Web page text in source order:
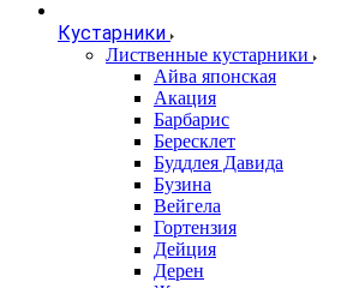
Кустарники
Лиственные кустарники
Айва японская
Акация
Барбарис
Бересклет
Буддлея Давида
Бузина
Вейгела
Гортензия
Дейция
Дерен